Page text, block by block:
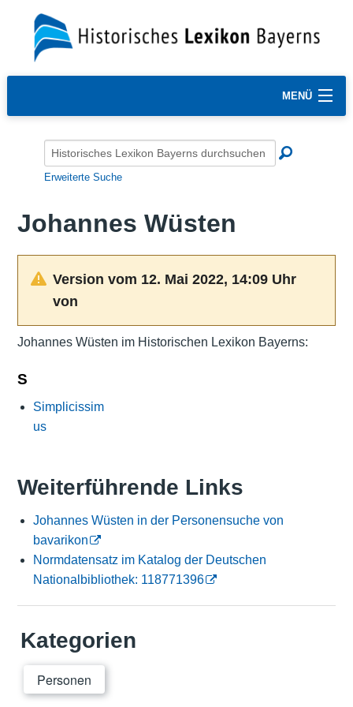
MENÜ
Erweiterte Suche
Johannes Wüsten
Version vom 12. Mai 2022, 14:09 Uhr
von
Johannes Wüsten im Historischen Lexikon Bayerns:
S
Simplicissim
us
Weiterführende Links
Johannes Wüsten in der Personensuche von
bavarikon
Normdatensatz im Katalog der Deutschen
Nationalbibliothek: 118771396
Kategorien
Personen